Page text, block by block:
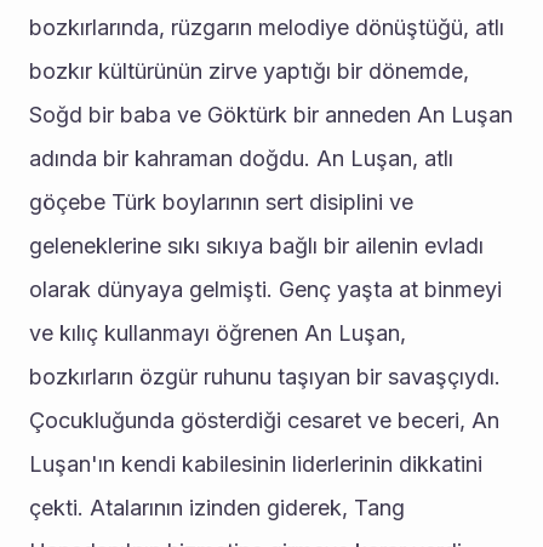
bozkırlarında, rüzgarın melodiye dönüştüğü, atlı
bozkır kültürünün zirve yaptığı bir dönemde,
Soğd bir baba ve Göktürk bir anneden An Luşan
adında bir kahraman doğdu. An Luşan, atlı
göçebe Türk boylarının sert disiplini ve
geleneklerine sıkı sıkıya bağlı bir ailenin evladı
olarak dünyaya gelmişti. Genç yaşta at binmeyi
ve kılıç kullanmayı öğrenen An Luşan,
bozkırların özgür ruhunu taşıyan bir savaşçıydı.
Çocukluğunda gösterdiği cesaret ve beceri, An
Luşan'ın kendi kabilesinin liderlerinin dikkatini
çekti. Atalarının izinden giderek, Tang